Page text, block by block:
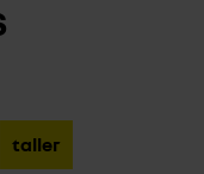
taller